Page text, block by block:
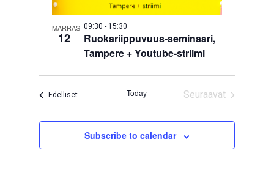
MARRAS
12
Ruokariippuvuus-seminaari,
Tampere + Youtube-striimi
09:30- 15:30
EdellisetTapahtumat Today
Seuraavat
Subscribe to calendar